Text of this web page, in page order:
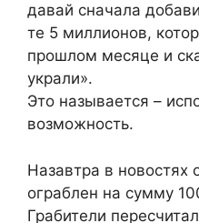
давай сначала
те 5 миллионов,
прошлом месяце и
украли».
Это называется –
возможность.
Назавтра в новостях
ограблен на сумму
Грабители